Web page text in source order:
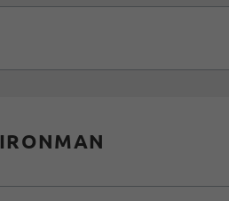
IRONMAN